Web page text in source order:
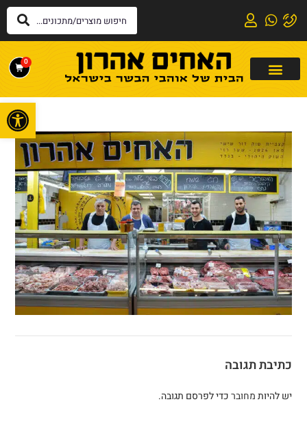
0
כתיבת תגובה
יש להיותמחוברכדי לפרסם תגובה.